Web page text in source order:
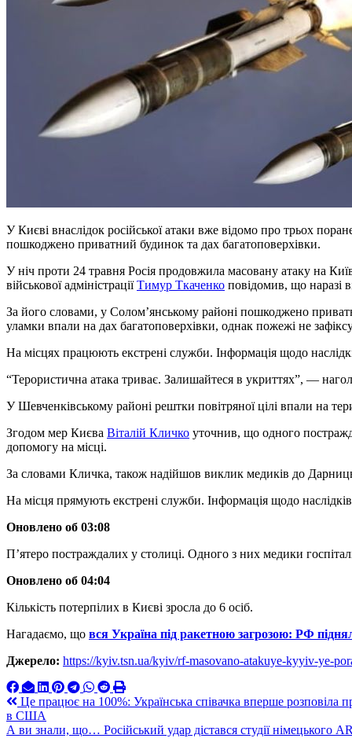
У Києві внаслідок російської атаки вже відомо про трьох поранених. Уламки впали у кількох районах столиці,
пошкоджено приватний будинок та дах багатоповерхівки.
У ніч проти 24 травня Росія продовжила масовану атаку на
військової адміністраціїТимур Ткаченко повідомив, що наразі
За його словами, у Солом’янському районі пошкоджено
уламки впали на дах багатоповерхівки, однак пожежі не
На місцях працюють екстрені служби. Інформація щодо
“Терористична атака триває. Залишайтеся в укриттях”, —
У Шевченківському районі рештки повітряної цілі впали на
Згодом мер Києва Віталій Кличко уточнив, що одного
допомогу на місці.
За словами Кличка, також надійшов виклик медиків до
На місця прямують екстрені служби. Інформація щодо
Оновлено об 03:08
Пʼятеро постраждалих у столиці. Одного з них медики
Оновлено об 04:04
Кількість потерпілих в Києві зросла до 6 осіб.
Нагадаємо, що вся Україна під ракетною загрозою: РФ
Джерело: https://kyiv.tsn.ua/kyiv/rf-masovano-atakuye-kyyiv-ye-
Навигация
по
Це працює на 100%: Українська співачка вперше розповіла
в США
А ви знали, що… Російський удар дістався студії німецького